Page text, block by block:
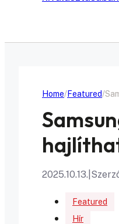
Home Featured
2025.10.13.
Featured
Hír